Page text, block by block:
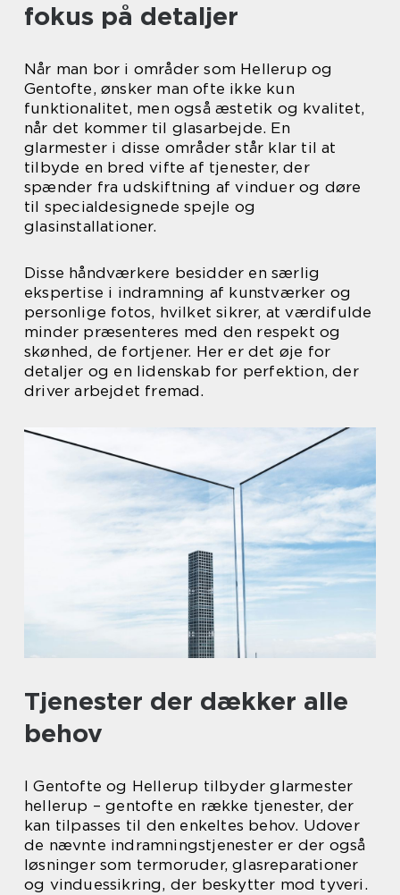
fokus på detaljer
Når man bor i områder som Hellerup og
Gentofte, ønsker man ofte ikke kun
funktionalitet, men også æstetik og kvalitet,
når det kommer til glasarbejde. En
glarmester i disse områder står klar til at
tilbyde en bred vifte af tjenester, der
spænder fra udskiftning af vinduer og døre
til specialdesignede spejle og
glasinstallationer.
Disse håndværkere besidder en særlig
ekspertise i indramning af kunstværker og
personlige fotos, hvilket sikrer, at værdifulde
minder præsenteres med den respekt og
skønhed, de fortjener. Her er det øje for
detaljer og en lidenskab for perfektion, der
driver arbejdet fremad.
Tjenester der dækker alle
behov
I Gentofte og Hellerup tilbyder glarmester
hellerup – gentofte en række tjenester, der
kan tilpasses til den enkeltes behov. Udover
de nævnte indramningstjenester er der også
løsninger som termoruder, glasreparationer
og vinduessikring, der beskytter mod tyveri.